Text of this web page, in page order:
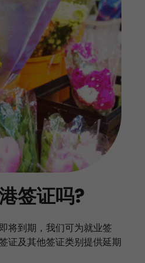
签证吗?
将到期，我们可为就业签
证及其他签证类别提供延期